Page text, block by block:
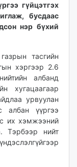
гүйцэтгэх
бусдаас
нэр бүхий
тасгийн
хэргээр 2.6
албанд
хугацаагаар
урвуулан
албан үүргээ
их хэмжээний
Тэрбээр нийт